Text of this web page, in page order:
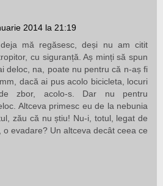
2014 la 21:19
mă regăsesc, deși nu am citit
cu siguranță. Aș minți să spun
deloc, na, poate nu pentru că n-aș fi
dacă ai pus acolo bicicleta, locuri
zbor, acolo-s. Dar nu pentru
Altceva primesc eu de la nebunia
zău că nu știu! Nu-i, totul, legat de
o evadare? Un altceva decât ceea ce